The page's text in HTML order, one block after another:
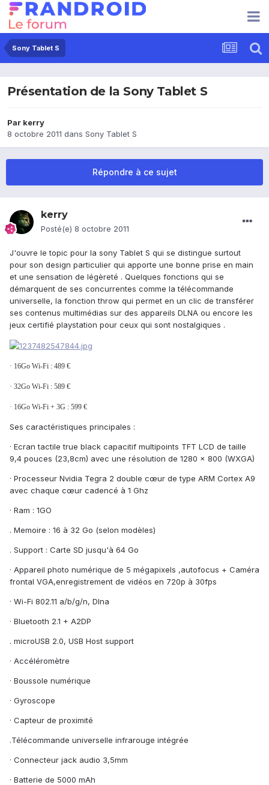
Sony Tablet S
Présentation de la Sony Tablet S
Par kerry
8 octobre 2011 dans Sony Tablet S
Répondre à ce sujet
kerry
Posté(e) 8 octobre 2011
J'ouvre le topic pour la sony Tablet S qui se distingue surtout
pour son design particulier qui apporte une bonne prise en main
et une sensation de légèreté . Quelques fonctions qui se
démarquent de ses concurrentes comme la télécommande
universelle, la fonction throw qui permet en un clic de transférer
ses contenus multimédias sur des appareils DLNA ou encore les
jeux certifié playstation pour ceux qui sont nostalgiques .
· 16Go Wi-Fi : 489 €
· 32Go Wi-Fi : 589 €
· 16Go Wi-Fi + 3G : 599 €
Ses caractéristiques principales :
· Ecran tactile true black capacitif multipoints TFT LCD de taille
9,4 pouces (23,8cm) avec une résolution de 1280 x 800 (WXGA)
· Processeur Nvidia Tegra 2 double cœur de type ARM Cortex A9
avec chaque cœur cadencé à 1 Ghz
· Ram : 1GO
. Memoire : 16 à 32 Go (selon modèles)
. Support : Carte SD jusqu'à 64 Go
· Appareil photo numérique de 5 mégapixels ,autofocus + Caméra
frontal VGA,enregistrement de vidéos en 720p à 30fps
· Wi-Fi 802.11 a/b/g/n, Dlna
· Bluetooth 2.1 + A2DP
. microUSB 2.0, USB Host support
· Accéléromètre
· Boussole numérique
· Gyroscope
· Capteur de proximité
.Télécommande universelle infrarouge intégrée
· Connecteur jack audio 3,5mm
· Batterie de 5000 mAh